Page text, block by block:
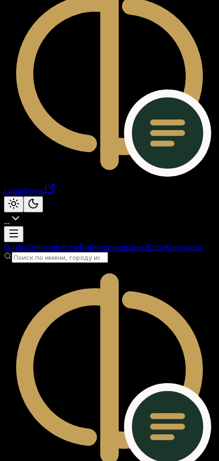
LegalTools
...
Загрузка аккаунта
О насСпециалистыБиблиотекаЦеныБлогКонтакты